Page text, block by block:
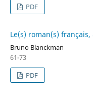
PDF
Le(s) roman(s) français,
Bruno Blanckman
61-73
PDF